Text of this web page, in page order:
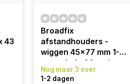
43
Broadfix
afstandhouders -
wiggen 45x77 mm 1-8
mm schuin 20 stuks
Nog maar 3 over
1-2 dagen